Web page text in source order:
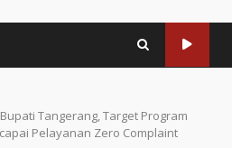
Tangerang, Target Program
Pelayanan Zero Complaint